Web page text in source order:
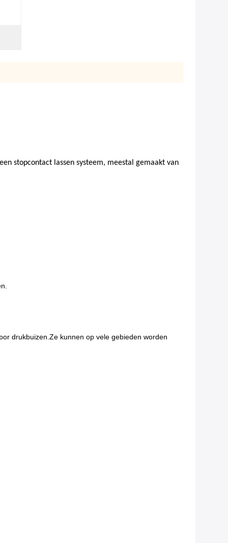
stopcontact lassen systeem, meestal gemaakt van
drukbuizen.Ze kunnen op vele gebieden worden